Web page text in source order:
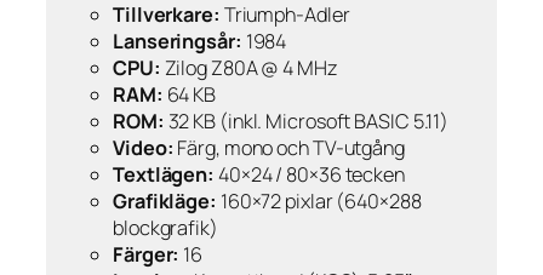
Tillverkare: Triumph-Adler
Lanseringsår: 1984
CPU: Zilog Z80A @ 4 MHz
RAM: 64 KB
ROM: 32 KB (inkl. Microsoft BASIC 5.11)
Video: Färg, mono och TV-utgång
Textlägen: 40×24 / 80×36 tecken
Grafikläge: 160×72 pixlar (640×288
blockgrafik)
Färger: 16